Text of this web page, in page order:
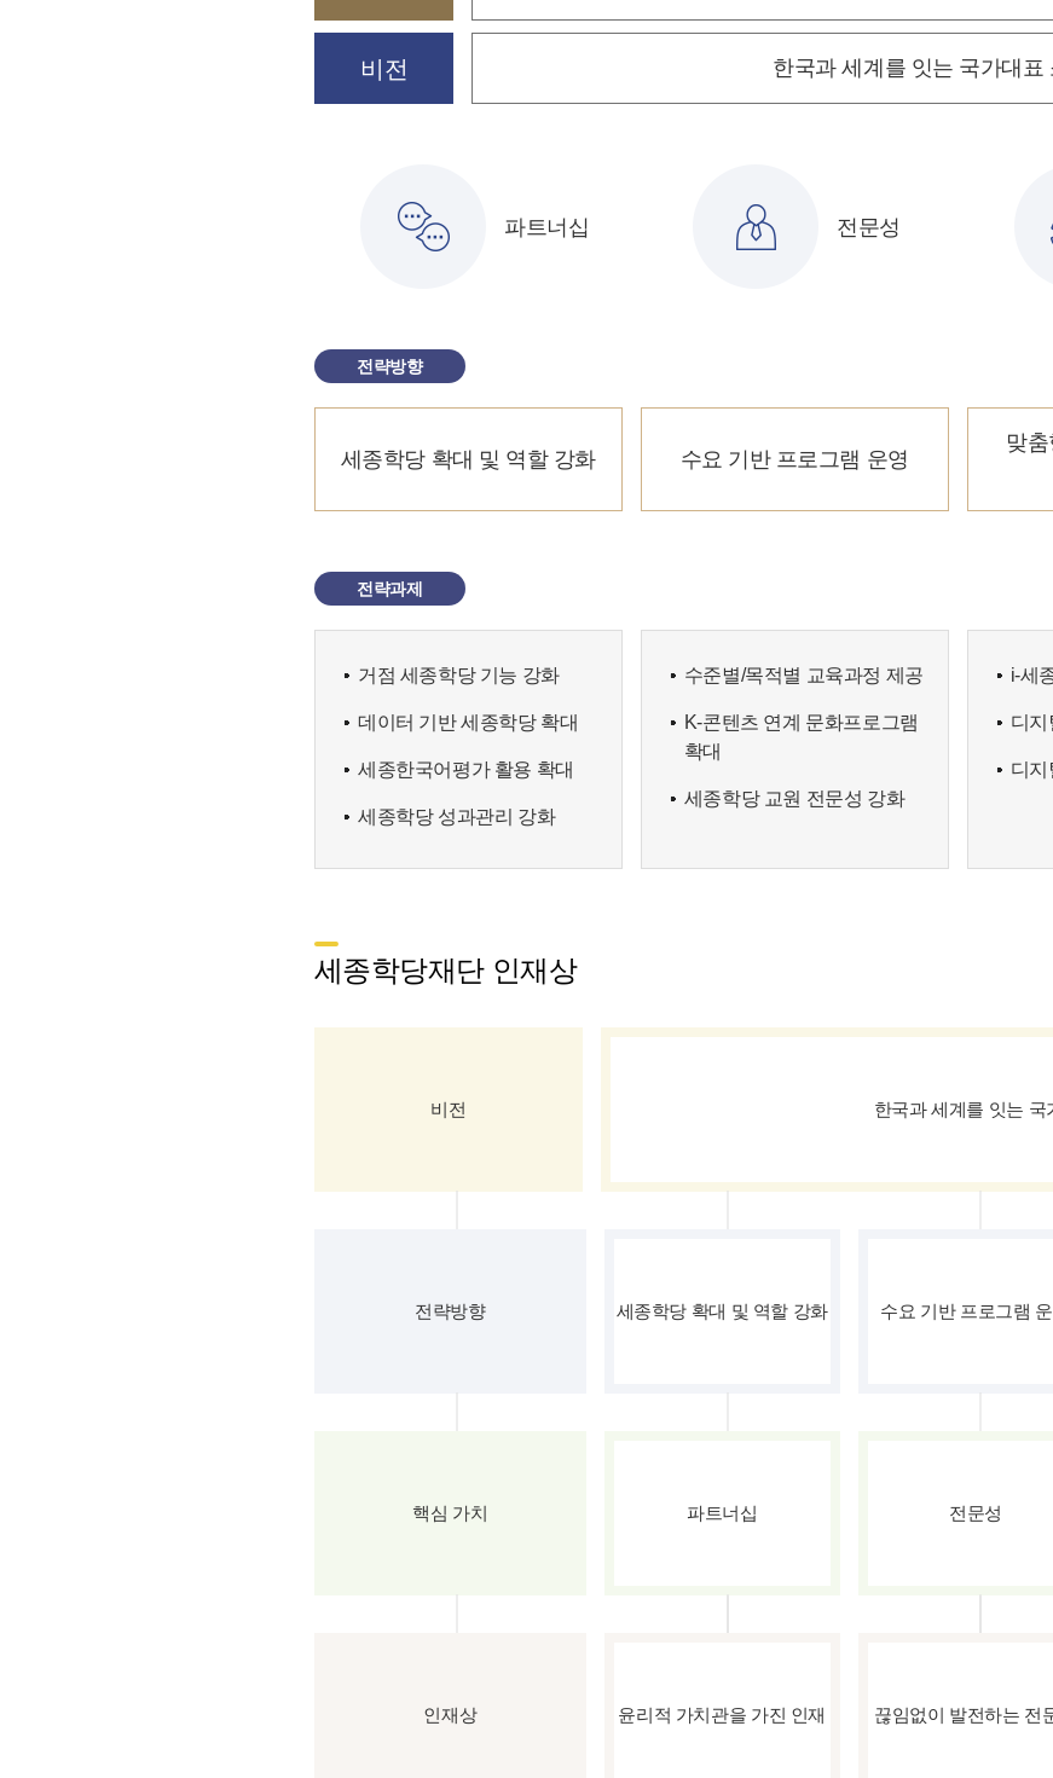
비전 한국과 세계를 잇는 국가대
파트너십 전문성
전략방향
세종학당 확대 및 역할 강화 수요 기반 프로그램 운영
맞
전략과제
거점 세종학당 기능 강화
데이터 기반 세종학당 확대
세종한국어평가 활용 확대
세종학당 성과관리 강화
수준별/목적별 교육과정 제공
K-콘텐츠 연계 문화프로그램
확대
세종학당 교원 전문성 강화
i-세
디지
디지
세종학당재단 인재상
비전 한국과 세계를 잇는
전략방향 세종학당 확대 및 역할 강화 수요 기반 프로그램
핵심 가치 파트너십 전문성
인재상 윤리적 가치관을 가진 인재 끊임없이 발전하는 전